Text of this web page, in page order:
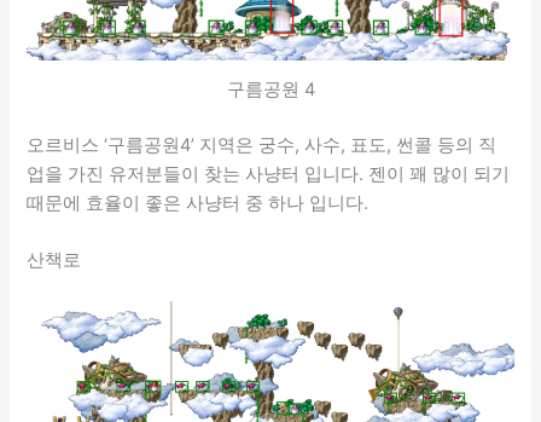
구름공원 4
오르비스 ‘구름공원4’ 지역은 궁수, 사수, 표도, 썬콜 등의 직
업을 가진 유저분들이 찾는 사냥터 입니다. 젠이 꽤 많이 되기
때문에 효율이 좋은 사냥터 중 하나 입니다.
산책로